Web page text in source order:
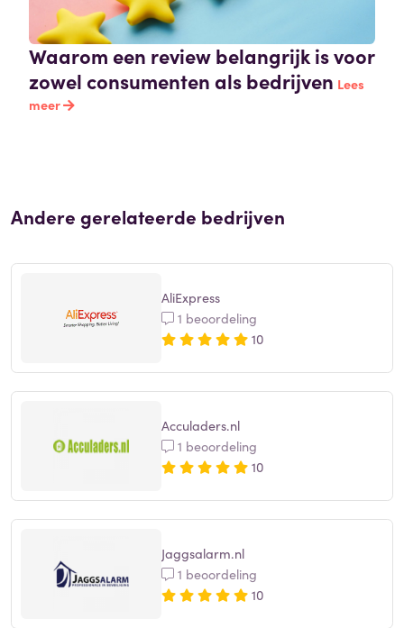
Waarom een review belangrijk is voor
zowel consumenten als bedrijven Lees
meer
Andere gerelateerde bedrijven
AliExpress
1 beoordeling
10
Acculaders.nl
1 beoordeling
10
Jaggsalarm.nl
1 beoordeling
10